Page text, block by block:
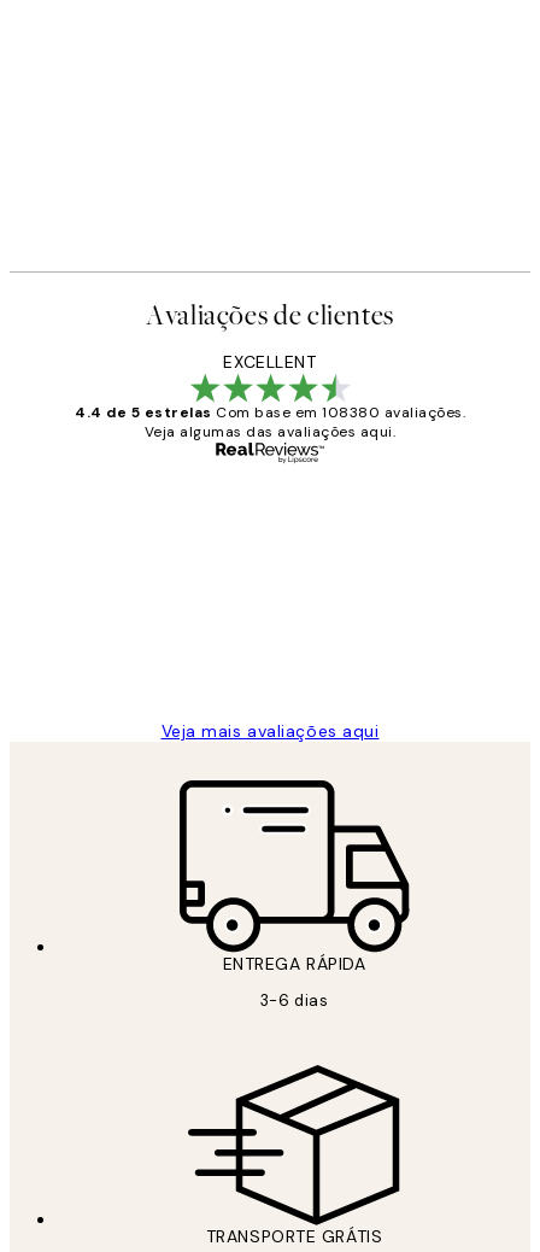
Avaliações de clientes
EXCELLENT
4.4 de 5 estrelas Com base em 108380 avaliações.
Veja algumas das avaliações aqui.
Veja mais avaliações aqui
ENTREGA RÁPIDA
3-6 dias
TRANSPORTE GRÁTIS